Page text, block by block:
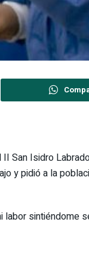
San Isidro
y pidió a la
sintiéndome